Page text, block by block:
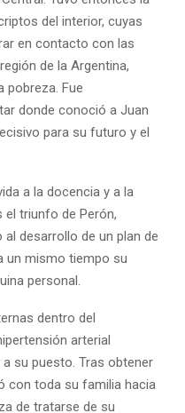
del interior, cuyas
en contacto con las
de la Argentina,
pobreza. Fue
donde conoció a Juan
para su futuro y el
a la docencia y a la
el triunfo de Perón,
desarrollo de un plan de
un mismo tiempo su
personal.
dentro del
arterial
su puesto. Tras obtener
con toda su familia hacia
de tratarse de su